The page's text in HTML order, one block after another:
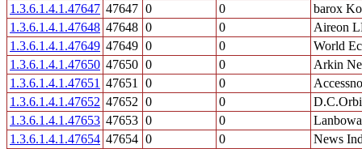
1.3.6.1.4.1.47647 47647 0 0
barox
1.3.6.1.4.1.47648 47648 0 0
Aireon
1.3.6.1.4.1.47649 47649 0 0
World
1.3.6.1.4.1.47650 47650 0 0
Arkin
1.3.6.1.4.1.47651 47651 0 0
1.3.6.1.4.1.47652 47652 0 0
1.3.6.1.4.1.47653 47653 0 0
1.3.6.1.4.1.47654 47654 0 0
News